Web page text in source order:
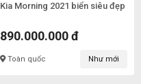
Kia Morning 2021 biển siêu đẹp
890.000.000 đ
Toàn quốc Như mới